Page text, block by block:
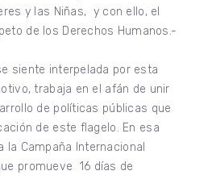
y las Niñas, y con ello, el
de los Derechos Humanos.-
siente interpelada por esta
trabaja en el afán de unir
de políticas públicas que
de este flagelo. En esa
la Campaña Internacional
promueve 16 días de